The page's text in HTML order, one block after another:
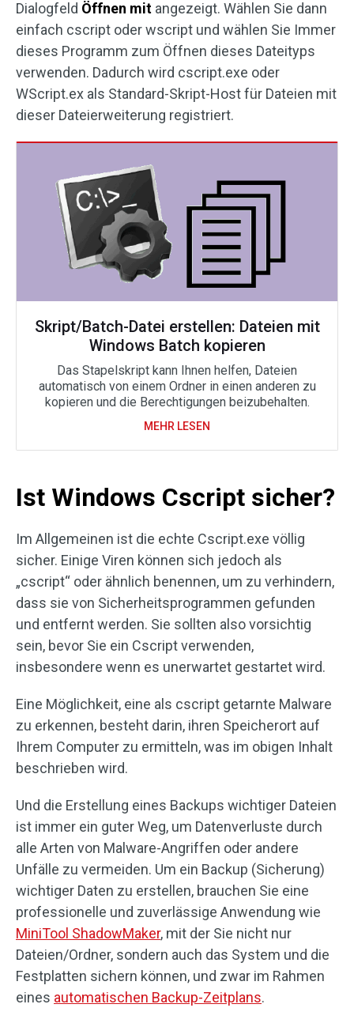
Dialogfeld Öffnen mit angezeigt. Wählen Sie dann
einfach cscript oder wscript und wählen Sie Immer
dieses Programm zum Öffnen dieses Dateityps
verwenden. Dadurch wird cscript.exe oder
WScript.ex als Standard-Skript-Host für Dateien mit
dieser Dateierweiterung registriert.
Skript/Batch-Datei erstellen: Dateien mit
Windows Batch kopieren
Das Stapelskript kann Ihnen helfen, Dateien
automatisch von einem Ordner in einen anderen zu
kopieren und die Berechtigungen beizubehalten.
MEHR LESEN
Ist Windows Cscript sicher?
Im Allgemeinen ist die echte Cscript.exe völlig
sicher. Einige Viren können sich jedoch als
„cscript“ oder ähnlich benennen, um zu verhindern,
dass sie von Sicherheitsprogrammen gefunden
und entfernt werden. Sie sollten also vorsichtig
sein, bevor Sie ein Cscript verwenden,
insbesondere wenn es unerwartet gestartet wird.
Eine Möglichkeit, eine als cscript getarnte Malware
zu erkennen, besteht darin, ihren Speicherort auf
Ihrem Computer zu ermitteln, was im obigen Inhalt
beschrieben wird.
Und die Erstellung eines Backups wichtiger Dateien
ist immer ein guter Weg, um Datenverluste durch
alle Arten von Malware-Angriffen oder andere
Unfälle zu vermeiden. Um ein Backup (Sicherung)
wichtiger Daten zu erstellen, brauchen Sie eine
professionelle und zuverlässige Anwendung wie
MiniTool ShadowMaker, mit der Sie nicht nur
Dateien/Ordner, sondern auch das System und die
Festplatten sichern können, und zwar im Rahmen
eines automatischen Backup-Zeitplans.